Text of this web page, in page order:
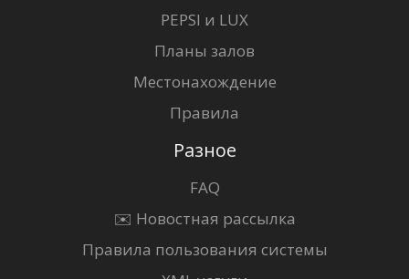
PEPSI и LUX
Планы залов
Местонахождение
Правила
Разное
FAQ
✉️ Новостная рассылка
Правила пользования системы